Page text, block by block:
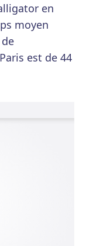
en
moyen
est de 44